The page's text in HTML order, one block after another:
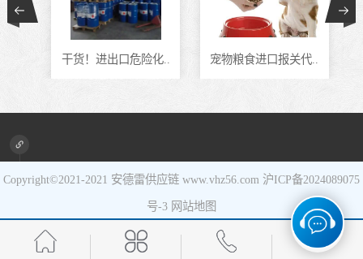
干货！进出口危险化.. 宠物粮食进口报关代..
Copyright©2021-2021 安德雷供应链 www.vhz56.com 沪ICP备2024089075
号-3 网站地图